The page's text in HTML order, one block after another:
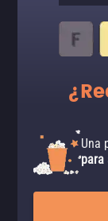
Una
para